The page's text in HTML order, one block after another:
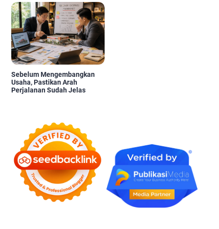
Sebelum Mengembangkan
Usaha, Pastikan Arah
Perjalanan Sudah Jelas